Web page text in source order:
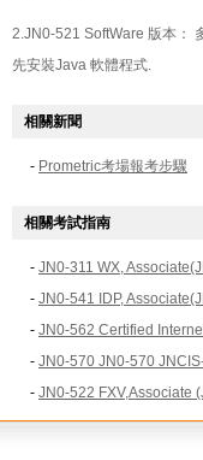
2.JN0-521 SoftWare 版本：
先安裝Java 軟體程式.
相關新聞
- Prometric考場報考步驟
相關考試指南
- JN0-311 WX,
- JN0-541 IDP,
- JN0-562 Certified
- JN0-570 JN0-570
- JN0-522 FXV,Associate